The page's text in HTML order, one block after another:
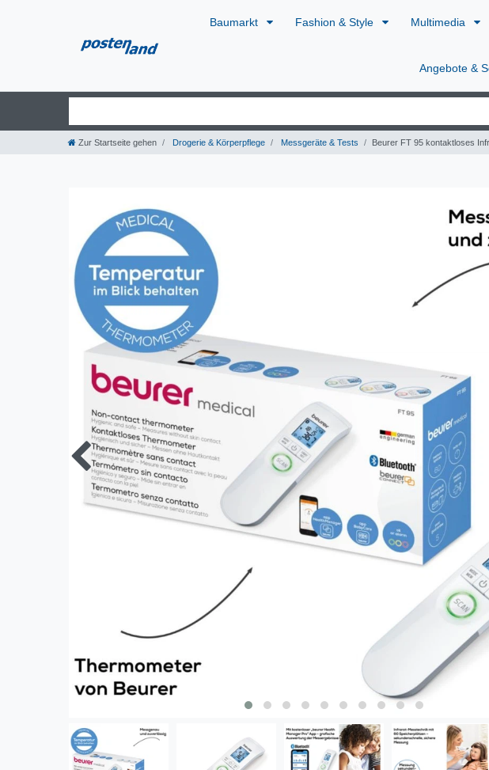
Baumarkt Fashion & Style Multimedia
Angebote &
Zur Startseite gehen Drogerie & Körperpflege Messgeräte & Tests Beurer FT 95 kontaktloses